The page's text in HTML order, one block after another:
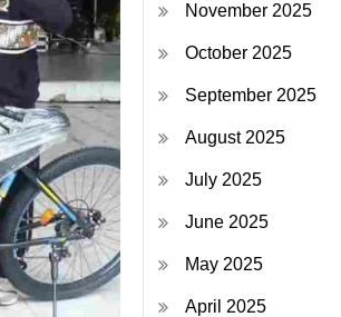
November 2025
October 2025
September 2025
August 2025
July 2025
June 2025
May 2025
April 2025